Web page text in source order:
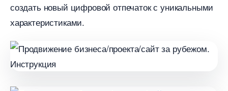
создать новый цифровой отпечаток с уникальными
характеристиками.